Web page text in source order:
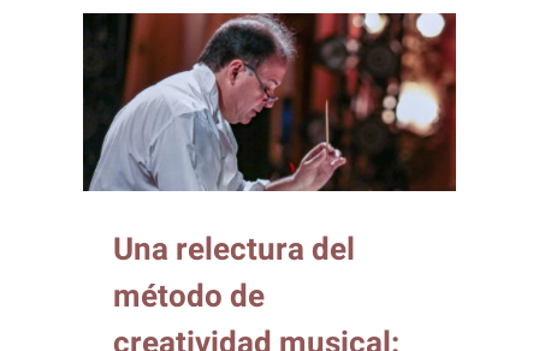
Una relectura del
método de